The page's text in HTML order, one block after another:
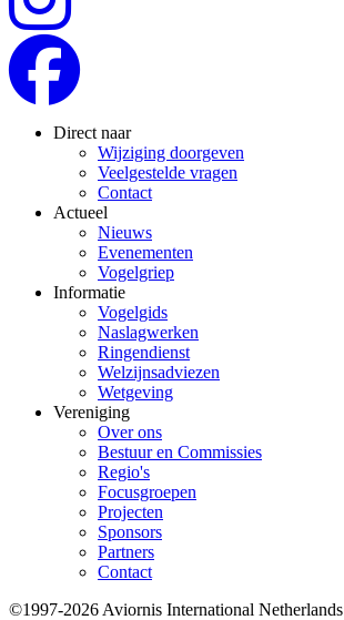
Direct naar
Wijziging doorgeven
Veelgestelde vragen
Contact
Actueel
Nieuws
Evenementen
Vogelgriep
Informatie
Vogelgids
Naslagwerken
Ringendienst
Welzijnsadviezen
Wetgeving
Vereniging
Over ons
Bestuur en Commissies
Regio's
Focusgroepen
Projecten
Sponsors
Partners
Contact
©1997-2026 Aviornis International Netherlands